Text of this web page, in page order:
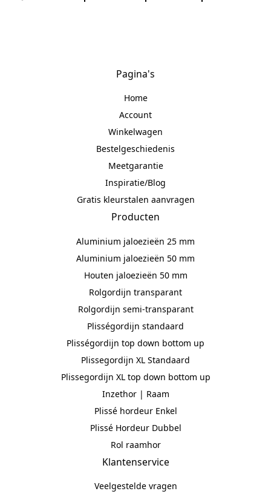
Pagina's
Home
Account
Winkelwagen
Bestelgeschiedenis
Meetgarantie
Inspiratie/Blog
Gratis kleurstalen aanvragen
Producten
Aluminium jaloezieën 25 mm
Aluminium jaloezieën 50 mm
Houten jaloezieën 50 mm
Rolgordijn transparant
Rolgordijn semi-transparant
Plisségordijn standaard
Plisségordijn top down bottom up
Plissegordijn XL Standaard
Plissegordijn XL top down bottom up
Inzethor | Raam
Plissé hordeur Enkel
Plissé Hordeur Dubbel
Rol raamhor
Klantenservice
Veelgestelde vragen